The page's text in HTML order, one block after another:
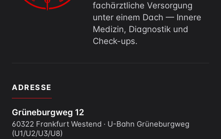
fachärztliche Versorgung
unter einem Dach — Innere
Medizin, Diagnostik und
Check-ups.
ADRESSE
Grüneburgweg 12
60322 Frankfurt Westend · U-Bahn Grüneburgweg
(U1/U2/U3/U8)